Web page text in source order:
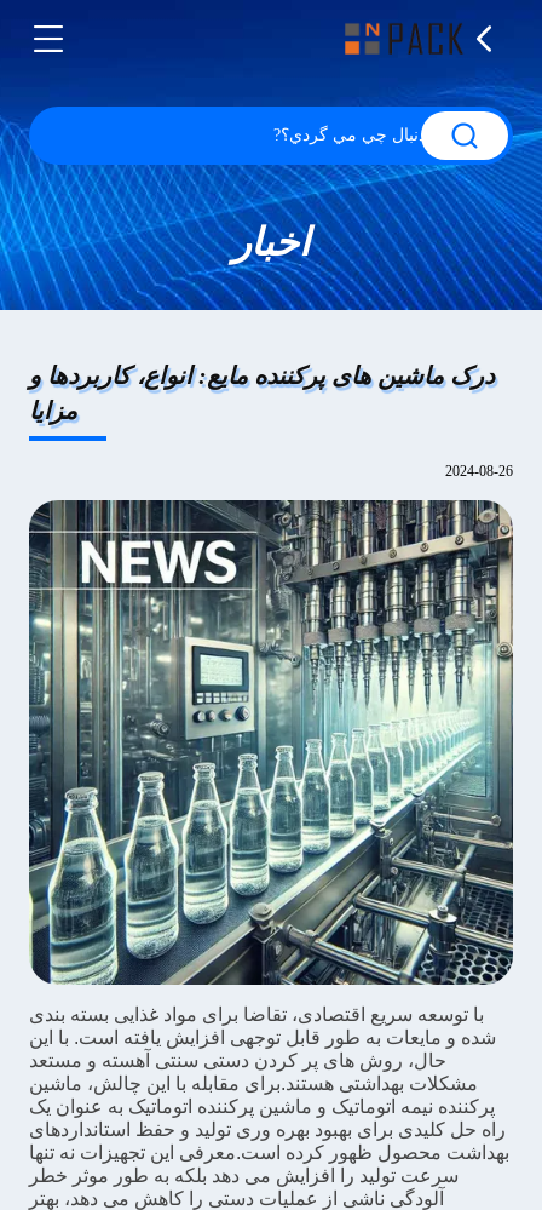
اخبار
درک ماشین های پرکننده مایع: انواع، کاربردها و
مزایا
2024-08-26
با توسعه سریع اقتصادی، تقاضا برای مواد غذایی بسته بندی
شده و مایعات به طور قابل توجهی افزایش یافته است. با این
حال، روش های پر کردن دستی سنتی آهسته و مستعد
مشکلات بهداشتی هستند.برای مقابله با این چالش، ماشین
پرکننده نیمه اتوماتیک و ماشین پرکننده اتوماتیک به عنوان یک
راه حل کلیدی برای بهبود بهره وری تولید و حفظ استانداردهای
بهداشت محصول ظهور کرده است.معرفی این تجهیزات نه تنها
سرعت تولید را افزایش می دهد بلکه به طور موثر خطر
آلودگی ناشی از عملیات دستی را کاهش می دهد، بهتر